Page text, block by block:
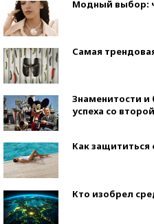
Модный выбор:
Самая
Знаменитости
успеха со
Как защититься
Кто изобрел